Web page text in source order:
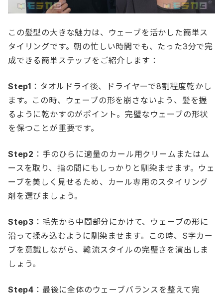
この髪型の大きな魅力は、ウェーブを活かした簡単ス
タイリングです。朝の忙しい時間でも、たった3分で完
成できる簡単ステップをご紹介します：
Step1 ：タオルドライ後、ドライヤーで8割程度乾かし
ます。この時、ウェーブの形を崩さないよう、髪を握
るように乾かすのがポイント。完璧なウェーブの形状
を保つことが重要です。
Step2 ：手のひらに適量のカール用クリームまたはム
ースを取り、指の間にもしっかりと馴染ませます。ウェ
ーブを美しく見せるため、カール専用のスタイリング
剤を選びましょう。
Step3 ：毛先から中間部分にかけて、ウェーブの形に
沿って揉み込むように馴染ませます。この時、S字カー
ブを意識しながら、韓流スタイルの完璧さを演出しま
しょう。
Step4 ：最後に全体のウェーブバランスを整えて完